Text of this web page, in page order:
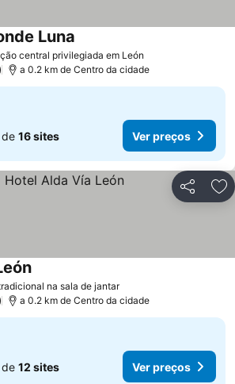
central privilegiada em León
Luna
a 0.2 km de Centro da cidade
16 sites Ver preços
Partilhar
na sala de jantarVer preços
Ver preços
a 0.2 km de Centro da cidade
12 sites Ver preços